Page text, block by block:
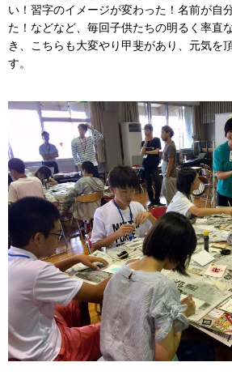
い！習字のイメージが変わった！名前が自
た！などなど、毎回子供たちの明るく率直
き、こちらも大変やり甲斐があり、元気を
す。